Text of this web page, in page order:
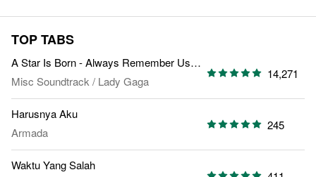
TOP TABS
A Star Is Born - Always Remember Us This Way
Misc Soundtrack/ Lady Gaga
14,271
Harusnya Aku
Armada
245
Waktu Yang Salah